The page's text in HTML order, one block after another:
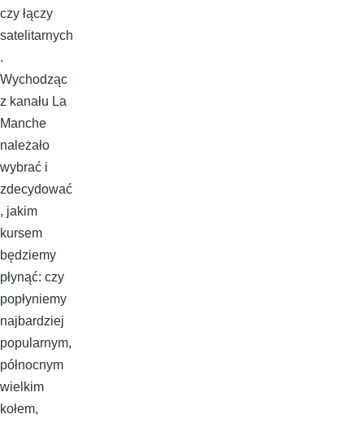
czy łączy
satelitarnych
.
Wychodząc
z kanału La
Manche
należało
wybrać i
zdecydować
, jakim
kursem
będziemy
płynąć: czy
popłyniemy
najbardziej
popularnym,
północnym
wielkim
kołem,